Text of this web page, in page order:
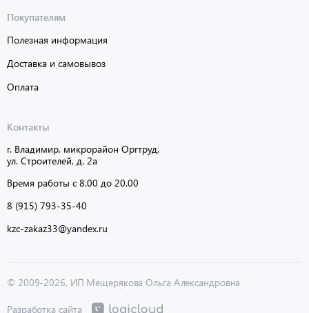
Покупателям
Полезная информация
Доставка и самовывоз
Оплата
Контакты
г. Владимир, микрорайон Оргтруд,
ул. Строителей, д. 2а
Время работы с 8.00 до 20.00
8 (915) 793-35-40
kzc-zakaz33@yandex.ru
© 2009-2026, ИП Мещерякова Ольга Александровна
Разработка сайта